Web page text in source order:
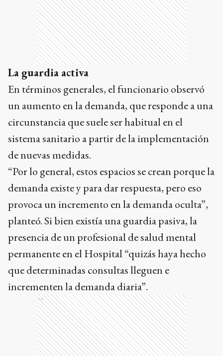
La guardia activa
En términos generales, el funcionario observó
un aumento en la demanda, que responde a una
circunstancia que suele ser habitual en el
sistema sanitario a partir de la implementación
de nuevas medidas.
“Por lo general, estos espacios se crean porque la
demanda existe y para dar respuesta, pero eso
provoca un incremento en la demanda oculta”,
planteó. Si bien existía una guardia pasiva, la
presencia de un profesional de salud mental
permanente en el Hospital “quizás haya hecho
que determinadas consultas lleguen e
incrementen la demanda diaria”.
Ads